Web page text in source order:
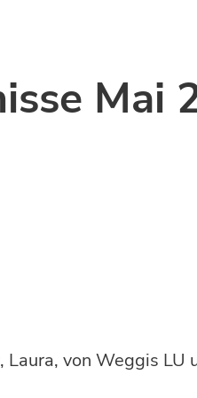
Mai
von Weggis